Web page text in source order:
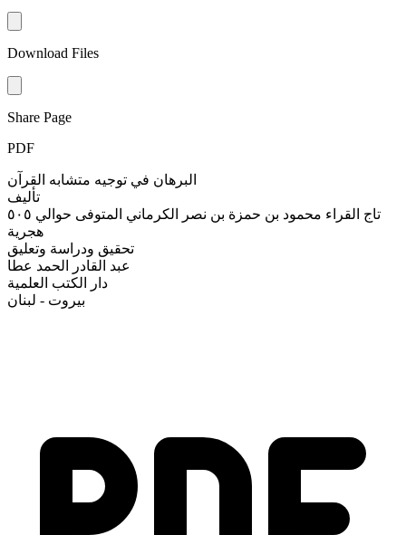
Download Files
Share Page
PDF
البرهان في توجيه متشابه القرآن
تأليف
تاج القراء محمود بن حمزة بن نصر الكرماني المتوفى حوالي ٥٠٥
هجرية
تحقيق ودراسة وتعليق
عبد القادر الحمد عطا
دار الكتب العلمية
بيروت - لبنان